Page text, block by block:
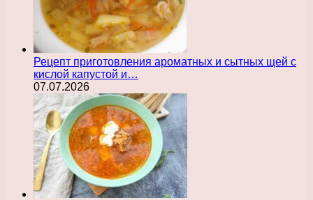
Рецепт приготовления ароматных и сытных щей с
кислой капустой и…
07.07.2026